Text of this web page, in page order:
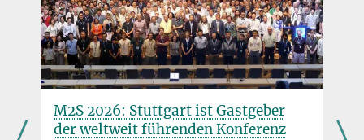
M2S 2026: Stuttgart ist Gastgeber
der weltweit führenden Konferenz